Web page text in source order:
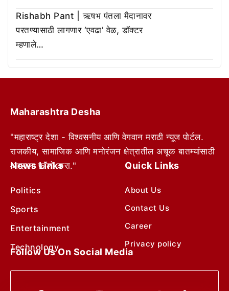
Rishabh Pant | ऋषभ पंतला मैदानावर
परतण्यासाठी लागणार ‘एवढा’ वेळ, डॉक्टर
म्हणाले…
Maharashtra Desha
"महाराष्ट्र देशा - विश्वसनीय आणि वेगवान मराठी न्यूज पोर्टल.
राजकीय, सामाजिक आणि मनोरंजन क्षेत्रातील अचूक बातम्यांसाठी
आम्हाला फॉलो करा."
News Links
Politics
Sports
Entertainment
Technology
Quick Links
About Us
Contact Us
Career
Privacy policy
Follow Us On Social Media